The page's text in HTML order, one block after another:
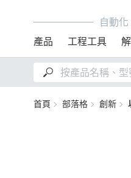
自動化
產品
工程工具
首頁 部落格 創新